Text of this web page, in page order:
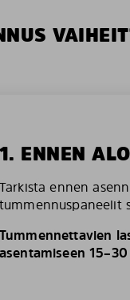
1. ENNEN
Tarkista ennen
tummennuspaneelit
Tummennettavien
asentamiseen